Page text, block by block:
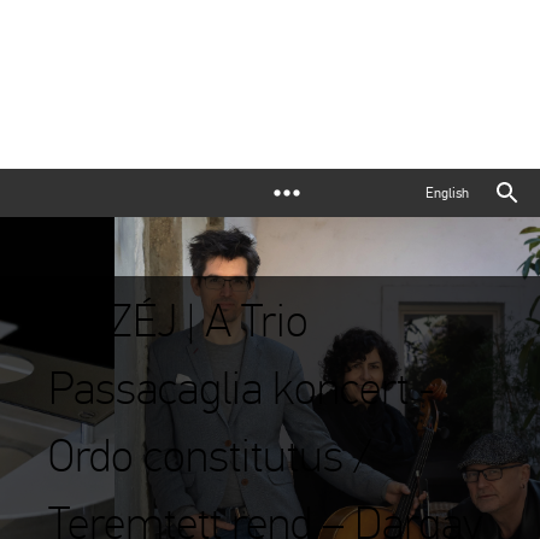
English
MÚZÉJ | A Trio
Passacaglia koncert -
Ordo constitutus /
Teremtett rend – Dargay